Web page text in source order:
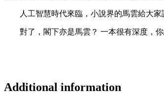
人工智慧時代來臨，小說界的馬雲給大家
對了，閣下亦是馬雲？ 一本很有深度，你
Additional information